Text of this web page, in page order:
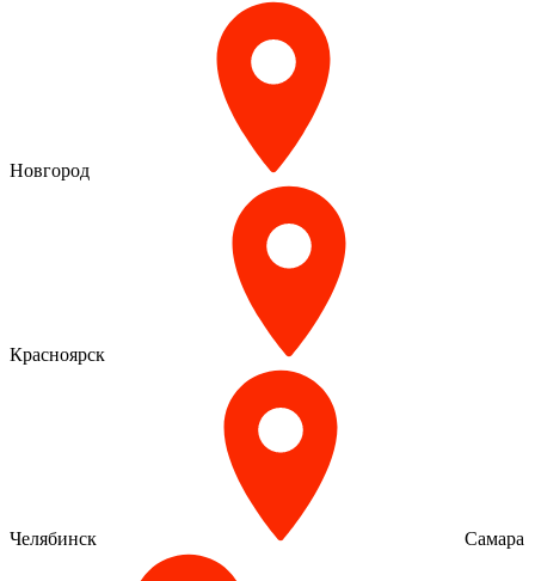
Новгород
Красноярск
Челябинск Самара